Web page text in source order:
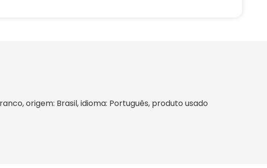
origem: Brasil, idioma: Português, produto usado